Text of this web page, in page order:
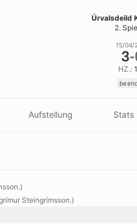
Úrvalsdeild
2.
15/04/
3-
HZ.:
Aufstellung Stats
Steingrímsson.)